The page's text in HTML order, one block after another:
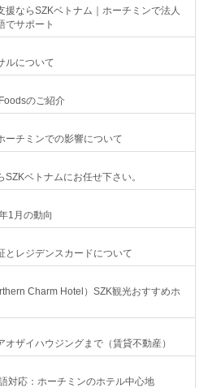
援ならSZKベトナム｜ホーチミンで法人
でサポート
ルについて
のご紹介
ーチミンでの影響について
ベトナムにお任せ下さい。
1月の動向
とレジデンスカードについて
Charm Hotel）SZK観光おすすめホ
ザイハウジングまで（賃貸不動産）
対応：ホーチミンのホテル中心地